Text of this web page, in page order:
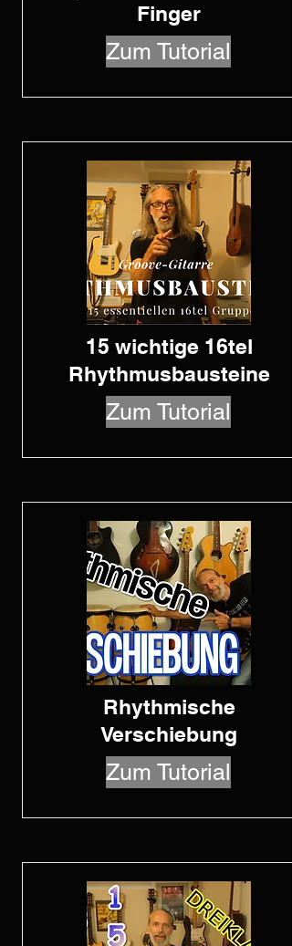
Finger
Zum Tutorial
15 wichtige 16tel
Rhythmusbausteine
Zum Tutorial
Rhythmische
Verschiebung
Zum Tutorial